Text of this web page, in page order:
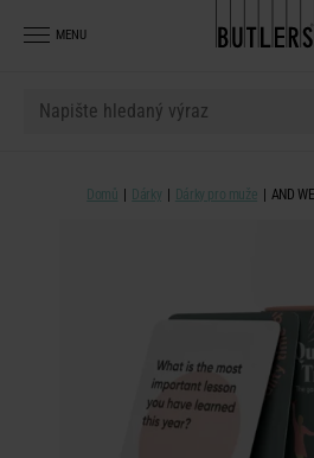
MENU
Domů Dárky Dárky pro muže AND